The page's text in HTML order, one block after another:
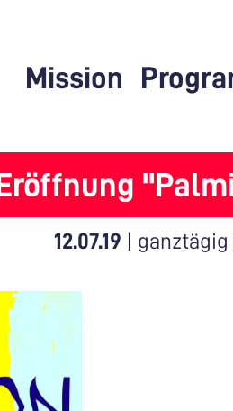
Mission
Eröffnung
12.07.19 ganztägig